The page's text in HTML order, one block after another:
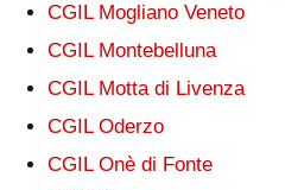
CGIL Mogliano Veneto
CGIL Montebelluna
CGIL Motta di Livenza
CGIL Oderzo
CGIL Onè di Fonte